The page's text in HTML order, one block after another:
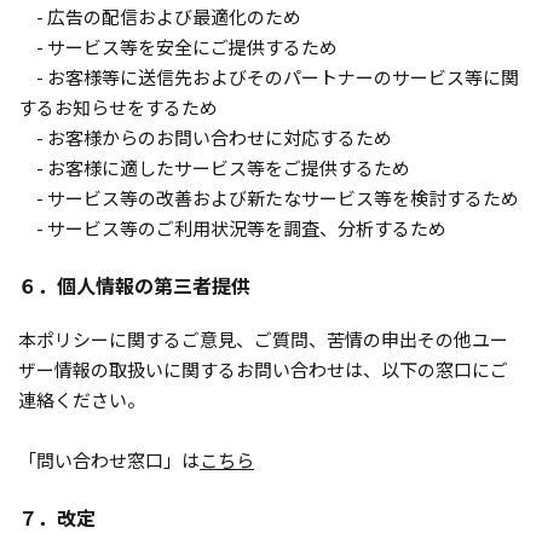
- 広告の配信および最適化のため
- サービス等を安全にご提供するため
- お客様等に送信先およびそのパートナーのサービス等に関
するお知らせをするため
- お客様からのお問い合わせに対応するため
- お客様に適したサービス等をご提供するため
- サービス等の改善および新たなサービス等を検討するため
- サービス等のご利用状況等を調査、分析するため
６．個人情報の第三者提供
本ポリシーに関するご意見、ご質問、苦情の申出その他ユー
ザー情報の取扱いに関するお問い合わせは、以下の窓口にご
連絡ください。
「問い合わせ窓口」はこちら
７．改定